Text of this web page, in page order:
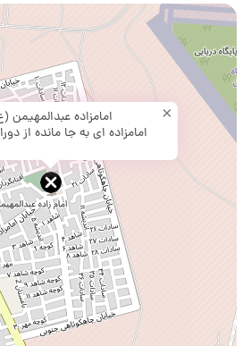
امامزاده عبدالمهیمن
امامزاده ای به جا مانده از
×